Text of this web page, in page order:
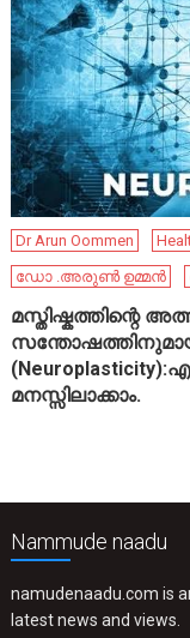
Dr Arun Oommen
ഡോ .അരുൺ ഉമ്മൻ
മസ്തിഷ്കത്തിന്റെ
മനസ്സിലാക്കാം.
Nammude naadu
namudenaadu.com is
latest news and views.